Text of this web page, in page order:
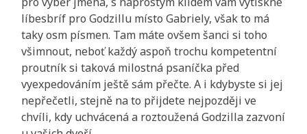
líbesbríf pro Godzillu místo Gabriely, však to má
taky osm písmen. Tam máte ovšem šanci si toho
všimnout, neboť každý aspoň trochu kompetentní
proutník si taková milostná psaníčka před
vyexpedováním ještě sám přečte. A i kdybyste si jej
nepřečetli, stejně na to přijdete nejpozději ve
chvíli, kdy uchvácená a roztoužená Godzilla zazvoní